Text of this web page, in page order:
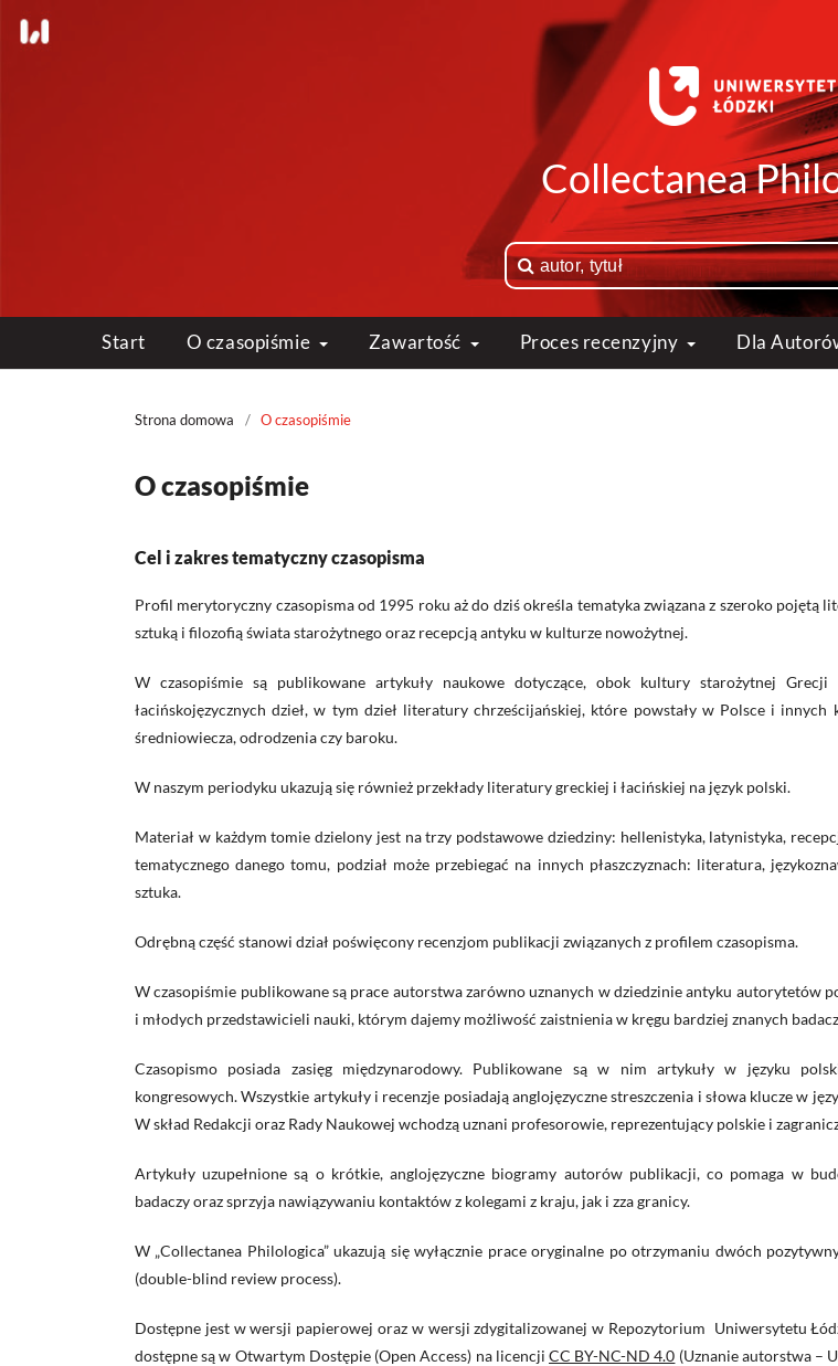
Collectanea
Start O czasopiśmie Zawartość Proces recenzyjny Dla
Strona domowa / O czasopiśmie
O czasopiśmie
Cel i zakres tematyczny czasopisma
Profil merytoryczny czasopisma od 1995 roku aż do dziś określa tematyka związana z szeroko pojętą
sztuką i filozofią świata starożytnego oraz recepcją antyku w kulturze nowożytnej.
W czasopiśmie są publikowane artykuły naukowe dotyczące, obok kultury starożytnej
łacińskojęzycznych dzieł, w tym dzieł literatury chrześcijańskiej, które powstały w Polsce i innych
średniowiecza, odrodzenia czy baroku.
W naszym periodyku ukazują się również przekłady literatury greckiej i łacińskiej na język polski.
Materiał w każdym tomie dzielony jest na trzy podstawowe dziedziny: hellenistyka, latynistyka,
tematycznego danego tomu, podział może przebiegać na innych płaszczyznach: literatura,
sztuka.
Odrębną część stanowi dział poświęcony recenzjom publikacji związanych z profilem czasopisma.
W czasopiśmie publikowane są prace autorstwa zarówno uznanych w dziedzinie antyku autorytetów
i młodych przedstawicieli nauki, którym dajemy możliwość zaistnienia w kręgu bardziej znanych
Czasopismo posiada zasięg międzynarodowy. Publikowane są w nim artykuły w języku
kongresowych. Wszystkie artykuły i recenzje posiadają anglojęzyczne streszczenia i słowa klucze w
W skład Redakcji oraz Rady Naukowej wchodzą uznani profesorowie, reprezentujący polskie i
Artykuły uzupełnione są o krótkie, anglojęzyczne biogramy autorów publikacji, co pomaga w
badaczy oraz sprzyja nawiązywaniu kontaktów z kolegami z kraju, jak i zza granicy.
W „Collectanea Philologica” ukazują się wyłącznie prace oryginalne po otrzymaniu dwóch
(double-blind review process).
Dostępne jest w wersji papierowej oraz w wersji zdygitalizowanej w Repozytorium Uniwersytetu
dostępne są w Otwartym Dostępie (Open Access) na licencji CC BY-NC-ND 4.0 (Uznanie autorstwa –